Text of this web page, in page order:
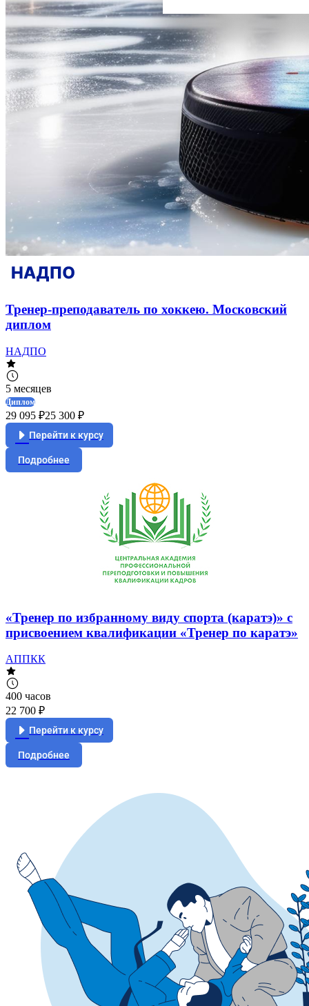
Тренер-преподаватель по хоккею. Московский
диплом
НАДПО
5 месяцев
Диплом
29 095 ₽25 300 ₽
Перейти к курсу
Подробнее
«Тренер по избранному виду спорта (каратэ)» с
присвоением квалификации «Тренер по каратэ»
АППКК
400 часов
22 700 ₽
Перейти к курсу
Подробнее